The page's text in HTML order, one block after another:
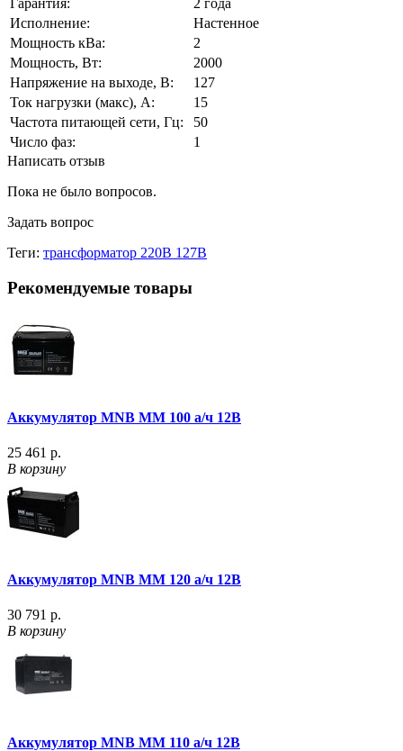
Гарантия:
2 года
Исполнение:
Настенное
Мощность кВа:
2
Мощность, Вт:
2000
Напряжение на выходе, В:
127
Ток нагрузки (макс), А:
15
Частота питающей сети, Гц:
50
Число фаз:
1
Написать отзыв
Пока не было вопросов.
Задать вопрос
Теги: трансформатор 220В 127В
Рекомендуемые товары
Аккумулятор MNB MM 100 а/ч 12В
25 461 р.
В корзину
Аккумулятор MNB MM 120 а/ч 12В
30 791 р.
В корзину
Аккумулятор MNB MM 110 а/ч 12В